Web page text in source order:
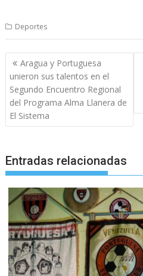
Deportes
Navegación
de
entradas
Aragua y Portuguesa
unieron sus talentos en el
Segundo Encuentro Regional
del Programa Alma Llanera de
El Sistema
Entradas relacionadas